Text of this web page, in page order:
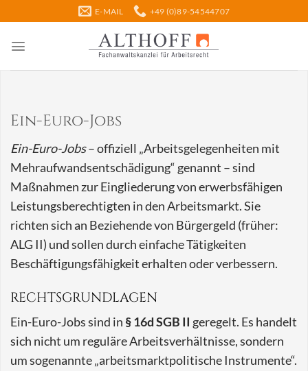
Inhalt
springen
E-MAIL +49 (0)89-54544707
Ein-Euro-Jobs
Ein-Euro-Jobs– offiziell „Arbeitsgelegenheiten mit
Mehraufwandsentschädigung“ genannt – sind
Maßnahmen zur Eingliederung von erwerbsfähigen
Leistungsberechtigten in den Arbeitsmarkt. Sie
richten sich an Beziehende von Bürgergeld (früher:
ALG II) und sollen durch einfache Tätigkeiten
Beschäftigungsfähigkeit erhalten oder verbessern.
RECHTSGRUNDLAGEN
Ein-Euro-Jobs sind in § 16d SGB II geregelt. Es handelt
sich nicht um reguläre Arbeitsverhältnisse, sondern
um sogenannte „arbeitsmarktpolitische Instrumente“.